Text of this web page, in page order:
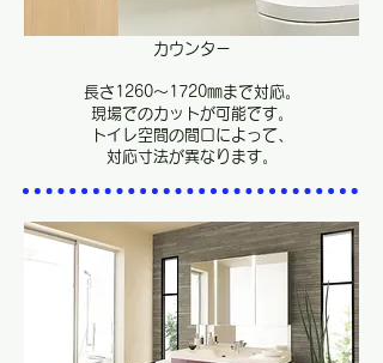
カウンター
長さ1260～1720㎜まで対応。
現場でのカットが可能です。
トイレ空間の間口によって、
​対応寸法が異なります。